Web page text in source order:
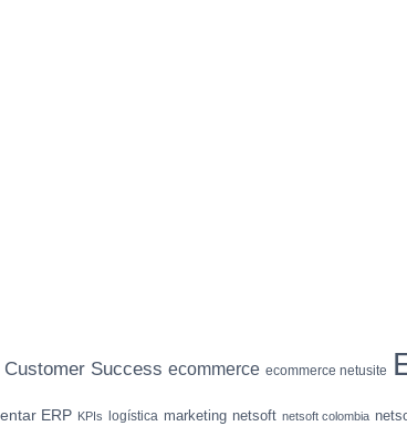
Customer Success ecommerce ecommerce netusite
ERP KPIs logística marketing netsoft netsoft colombia